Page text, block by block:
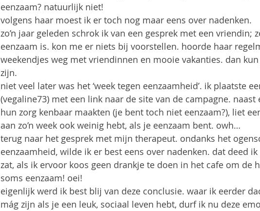
eenzaam? natuurlijk niet!
volgens haar moest ik er toch nog maar eens over nadenken.
zo’n jaar geleden schrok ik van een gesprek met een vriendin;
eenzaam is. kon me er niets bij voorstellen. hoorde haar
weekendjes weg met vriendinnen en mooie vakanties. dan
zijn.
niet veel later was het ‘week tegen eenzaamheid’. ik plaatste
(vegaline73) met een link naar de site van de campagne.
hun zorg kenbaar maakten (je bent toch niet eenzaam?), liet
aan zo’n week ook weinig hebt, als je eenzaam bent. owh…
terug naar het gesprek met mijn therapeut. ondanks het
eenzaamheid, wilde ik er best eens over nadenken. dat deed
zat, als ik ervoor koos geen drankje te doen in het cafe om de
soms eenzaam! oei!
eigenlijk werd ik best blij van deze conclusie. waar ik eerder
mág zijn als je een leuk, sociaal leven hebt, durf ik nu deze